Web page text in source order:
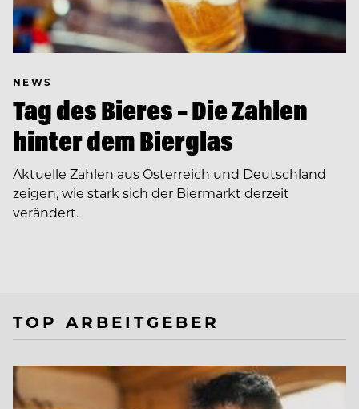
NEWS
Tag des Bieres – Die Zahlen
hinter dem Bierglas
Aktuelle Zahlen aus Österreich und Deutschland
zeigen, wie stark sich der Biermarkt derzeit
verändert.
TOP ARBEITGEBER